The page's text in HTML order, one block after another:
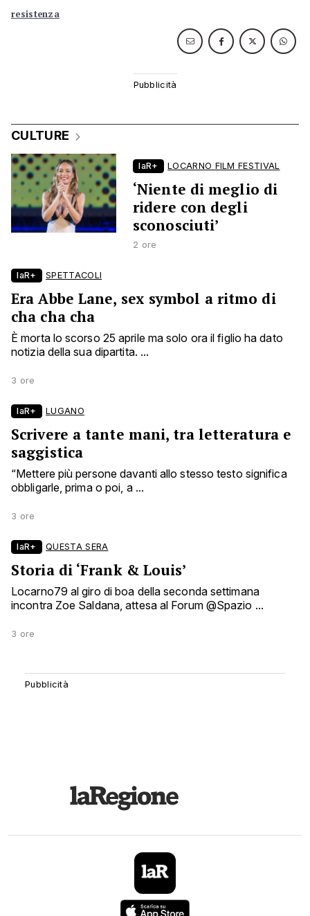
resistenza
CULTURE
laR+ LOCARNO FILM FESTIVAL
‘Niente di meglio di
ridere con degli
sconosciuti’
2 ore
laR+ SPETTACOLI
Era Abbe Lane, sex symbol a ritmo di
cha cha cha
È morta lo scorso 25 aprile ma solo ora il figlio ha dato
notizia della sua dipartita. ...
3 ore
laR+ LUGANO
Scrivere a tante mani, tra letteratura e
saggistica
“Mettere più persone davanti allo stesso testo significa
obbligarle, prima o poi, a ...
3 ore
laR+ QUESTA SERA
Storia di ‘Frank & Louis’
Locarno79 al giro di boa della seconda settimana
incontra Zoe Saldana, attesa al Forum @Spazio ...
3 ore